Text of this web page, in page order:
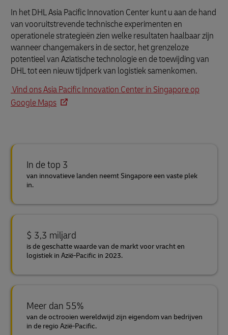
In het DHL Asia Pacific Innovation Center kunt u aan de hand
van vooruitstrevende technische experimenten en
operationele strategieën zien welke resultaten haalbaar zijn
wanneer changemakers in de sector, het grenzeloze
potentieel van Aziatische technologie en de toewijding van
DHL tot een nieuw tijdperk van logistiek samenkomen.
Vind ons Asia Pacific Innovation Center in Singapore op
Google Maps
In de top 3
van innovatieve landen neemt Singapore een vaste plek
in.
$ 3,3 miljard
is de geschatte waarde van de markt voor vracht en
logistiek in Azië-Pacific in 2023.
Meer dan 55%
van de octrooien wereldwijd zijn eigendom van bedrijven
in de regio Azië-Pacific.